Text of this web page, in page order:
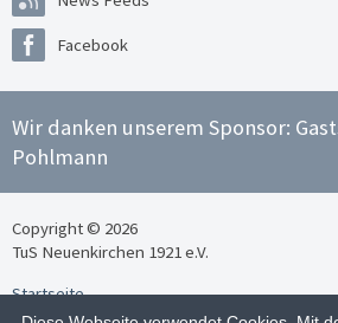
Facebook
Wir danken unserem Sponsor:
Pohlmann
Copyright © 2026
TuS Neuenkirchen 1921 e.V.
Startseite
Kontakt